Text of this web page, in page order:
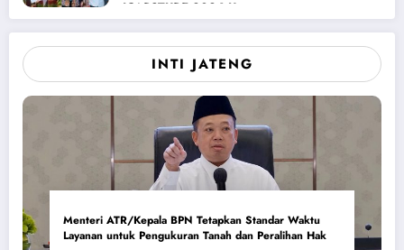
ICAPSTURE 2026 Unesa
INTI JATENG
Menteri ATR/Kepala BPN Tetapkan Standar Waktu
Layanan untuk Pengukuran Tanah dan Peralihan Hak